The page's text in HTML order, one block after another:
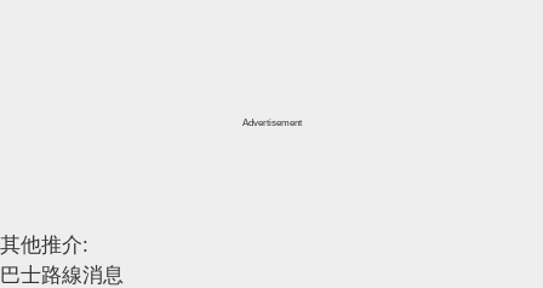
Advertisement
其他推介:
巴士路線消息